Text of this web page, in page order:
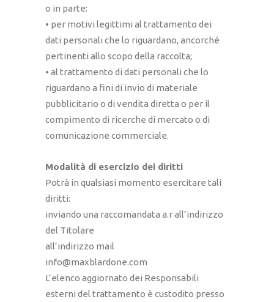
o in parte:
• per motivi legittimi al trattamento dei
dati personali che lo riguardano, ancorché
pertinenti allo scopo della raccolta;
• al trattamento di dati personali che lo
riguardano a fini di invio di materiale
pubblicitario o di vendita diretta o per il
compimento di ricerche di mercato o di
comunicazione commerciale.
Modalità di esercizio dei diritti
Potrà in qualsiasi momento esercitare tali
diritti:
inviando una raccomandata a.r all’indirizzo
del Titolare
all’indirizzo mail
info@maxblardone.com
L’elenco aggiornato dei Responsabili
esterni del trattamento è custodito presso